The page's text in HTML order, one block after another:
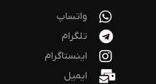
واتساپ
تلگرام
اینستاگرام
ایمیل